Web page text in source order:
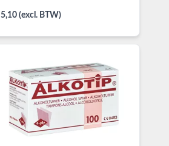
5,10 (excl. BTW)